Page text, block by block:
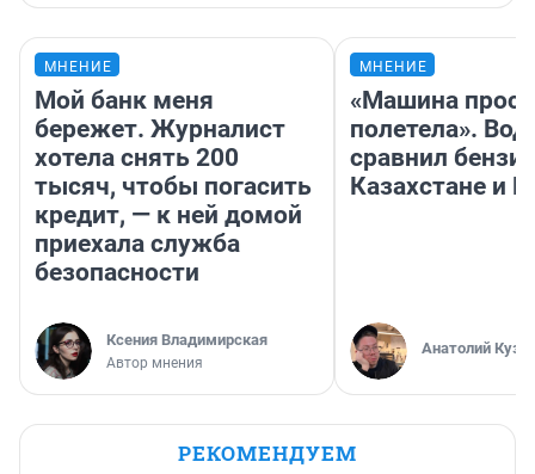
МНЕНИЕ
Мой банк меня
бережет. Журналист
хотела снять 200
тысяч, чтобы погасить
кредит, — к ней домой
приехала служба
безопасности
Ксения Владимирская
Автор мнения
МНЕНИЕ
«Машина
полетела».
сравнил
Казахстане и
Анатолий
РЕКОМЕНДУЕМ